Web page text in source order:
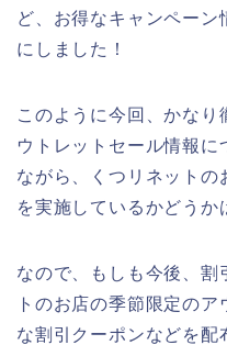
ど、お得なキャンペーン
にしました！
このように今回、かなり
ウトレットセール情報に
ながら、くつリネットの
を実施しているかどうか
なので、もしも今後、割
トのお店の季節限定の
な割引クーポンなどを配